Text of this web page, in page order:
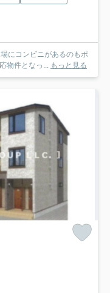
にコンビニがあるのもポ
物件となっ... もっと見る